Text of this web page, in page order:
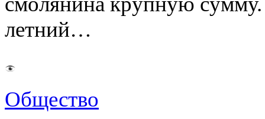
летний…
Общество